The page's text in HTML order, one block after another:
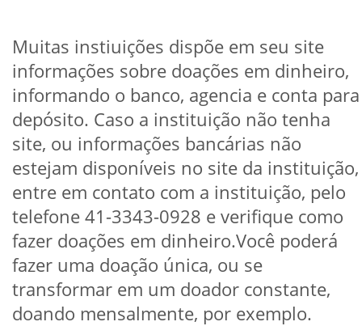
Muitas instiuições dispõe em seu site
informações sobre doações em dinheiro,
informando o banco, agencia e conta para
depósito. Caso a instituição não tenha
site, ou informações bancárias não
estejam disponíveis no site da instituição,
entre em contato com a instituição, pelo
telefone 41-3343-0928 e verifique como
fazer doações em dinheiro.Você poderá
fazer uma doação única, ou se
transformar em um doador constante,
doando mensalmente, por exemplo.